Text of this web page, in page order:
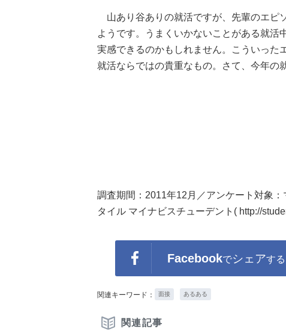
山あり谷ありの就活ですが、先輩のエピ
ようです。うまくいかないことがある就活
実感できるのかもしれません。こういった
就活ならではの貴重なもの。さて、今年の
調査期間：2011年12月／アンケート対象
タイル マイナビスチューデント( http://
Facebookでシェアする
関連キーワード： 面接 あるある
関連記事